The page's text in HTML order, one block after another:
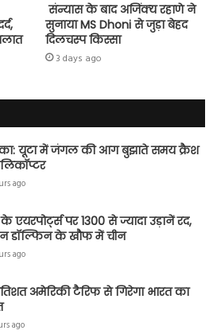
संन्यास के बाद अजिंक्‍य रहाणे ने
सुनाया MS Dhoni से जुड़ा बेहद
दिलचस्प किस्सा
3 days ago
यूटा में जंगल की आग बुझाते समय क्रैश
ago
एयरपोर्ट्स पर 1300 से ज्यादा उड़ानें रद,
डॉल्फिन के खौफ में चीन
ago
अमेरिकी टैरिफ से गिरेगा भारत का
ago